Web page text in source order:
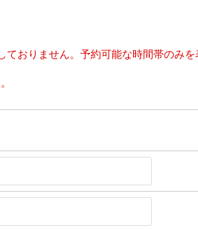
おりません。予約可能な時間帯のみを